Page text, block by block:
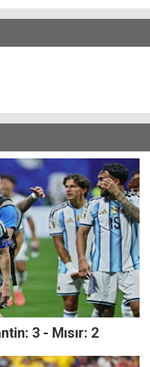
3 - Mısır: 2